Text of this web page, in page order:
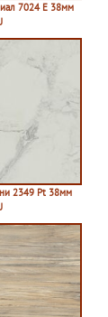
7024 E 38мм
2349 Pt 38мм